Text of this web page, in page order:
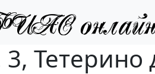
3, Тетерино